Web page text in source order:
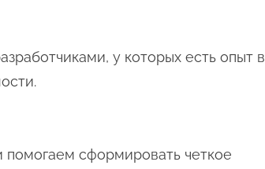
у которых есть опыт в
сформировать четкое